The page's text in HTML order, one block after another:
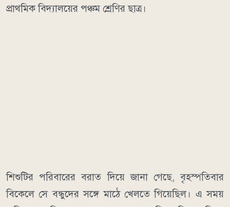
প্রাথমিক বিদ্যালয়ের পঞ্চম শ্রেণির ছাত্র।
শিশুটির পরিবারের বরাত দিয়ে জানা গেছে, বৃহস্পতিবার
বিকেলে সে বন্ধুদের সঙ্গে মাঠে খেলতে গিয়েছিল। এ সময়